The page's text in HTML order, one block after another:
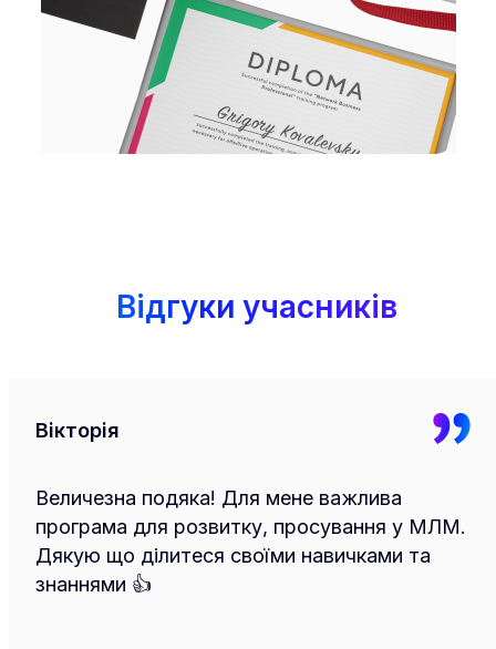
Відгуки учасників
Вікторія
Величезна подяка! Для мене важлива
програма для розвитку, просування у МЛМ.
Дякую що ділитеся своїми навичками та
знаннями 👍